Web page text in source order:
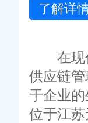
了解详
在现代
供应链
于企业的
位于江